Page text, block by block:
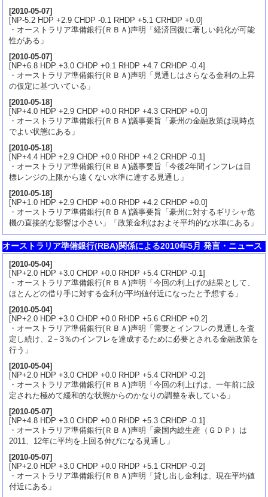
[2010-05-07]
[NP-5.2 HDP +2.9 CHDP -0.1 RHDP +5.1 CRHDP +0.0]
・オーストラリア準備銀行(ＲＢＡ)声明「経済回復に著しい鈍化が可能
性がある」
[2010-05-07]
[NP+6.8 HDP +3.0 CHDP +0.1 RHDP +4.7 CRHDP -0.4]
・オーストラリア準備銀行(ＲＢＡ)声明「見通しはさらなる金利の上昇
の仮定に基づいている」
[2010-05-18]
[NP+4.0 HDP +2.9 CHDP +0.0 RHDP +4.3 CRHDP +0.0]
・オーストラリア準備銀行(ＲＢＡ)議事要旨「豪州の金融政策は現時点
でよい状態にある」
[2010-05-18]
[NP+4.4 HDP +2.9 CHDP +0.0 RHDP +4.2 CRHDP -0.1]
・オーストラリア準備銀行(ＲＢＡ)議事要旨「今後2年間インフレは目
標レンジの上限から遠くない水準に達する見通し」
[2010-05-18]
[NP+1.0 HDP +2.9 CHDP +0.0 RHDP +4.2 CRHDP +0.0]
・オーストラリア準備銀行(ＲＢＡ)議事要旨「豪州に対するギリシャ危
機の直接的な影響は小さい」「政策金利はおよそ平均的な水準にある」
オーストラリア準備銀行(RBA)関係による2010年5月 発言・ニュース
[2010-05-04]
[NP+2.0 HDP +3.0 CHDP +0.0 RHDP +5.4 CRHDP -0.1]
・オーストラリア準備銀行(ＲＢＡ)声明「今回の利上げの結果として、
ほとんどの借り手に対する金利が平均値付近になったと予想する」
[2010-05-04]
[NP+2.0 HDP +3.0 CHDP +0.0 RHDP +5.6 CRHDP +0.2]
・オーストラリア準備銀行(ＲＢＡ)声明「需要とインフレの見通しを査
定し続け、2－3％のインフレを達成するために必要とされる金融政策を
行う」
[2010-05-04]
[NP+2.0 HDP +3.0 CHDP +0.0 RHDP +5.4 CRHDP -0.2]
・オーストラリア準備銀行(ＲＢＡ)声明「今回の利上げは、一年前に設
定された極めて緩和的な状態からのかなりの調整を表している」
[2010-05-07]
[NP+4.8 HDP +3.0 CHDP +0.0 RHDP +5.3 CRHDP -0.1]
・オーストラリア準備銀行(ＲＢＡ)声明「豪国内総生産（ＧＤＰ）は
2011、12年に平均を上回る伸びになる見通し」
[2010-05-07]
[NP+2.0 HDP +3.0 CHDP +0.0 RHDP +5.1 CRHDP -0.2]
・オーストラリア準備銀行(ＲＢＡ)声明「貸し出し金利は、現在平均値
付近にある」